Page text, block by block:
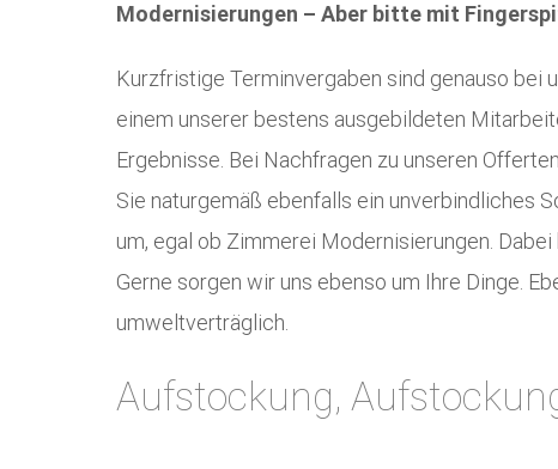
Modernisierungen – Aber bitte mit
Kurzfristige Terminvergaben sind genauso bei
einem unserer bestens ausgebildeten
Ergebnisse. Bei Nachfragen zu unseren
Sie naturgemäß ebenfalls ein unverbindliches
um, egal ob Zimmerei Modernisierungen.
Gerne sorgen wir uns ebenso um Ihre Dinge.
umweltverträglich.
Aufstockung,